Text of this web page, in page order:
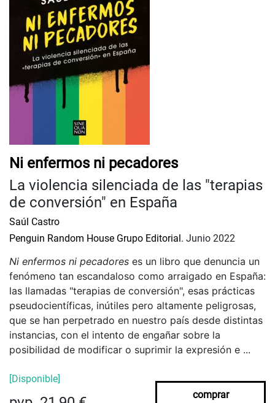
Ni enfermos ni pecadores
La violencia silenciada de las "terapias
de conversión" en España
Saúl Castro
Penguin Random House Grupo Editorial. Junio 2022
Ni enfermos ni pecadores es un libro que denuncia un
fenómeno tan escandaloso como arraigado en España:
las llamadas "terapias de conversión", esas prácticas
pseudocientíficas, inútiles pero altamente peligrosas,
que se han perpetrado en nuestro país desde distintas
instancias, con el intento de engañar sobre la
posibilidad de modificar o suprimir la expresión e ...
[Disponible]
comprar